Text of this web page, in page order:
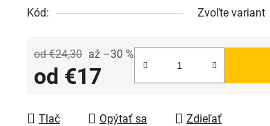
Kód:
Zvoľte variant
od €24,30 až –30 %
od €17
Tlač Opýtať sa Zdieľať